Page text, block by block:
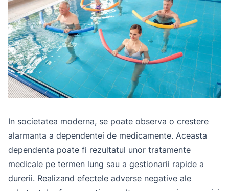
In societatea moderna, se poate observa o crestere
alarmanta a dependentei de medicamente. Aceasta
dependenta poate fi rezultatul unor tratamente
medicale pe termen lung sau a gestionarii rapide a
durerii. Realizand efectele adverse negative ale